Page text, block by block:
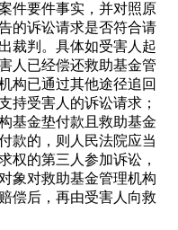
件要件事实，并对照原
的诉讼请求是否符合请
裁判。具体如受害人起
人已经偿还救助基金管
构已通过其他途径追回
持受害人的诉讼请求；
基金垫付款且救助基金
款的，则人民法院应当
权的第三人参加诉讼，
象对救助基金管理机构
偿后，再由受害人向救